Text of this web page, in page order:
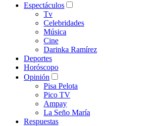
Espectáculos
Tv
Celebridades
Música
Cine
Darinka Ramírez
Deportes
Horóscopo
Opinión
Pisa Pelota
Pico TV
Ampay
La Seño María
Respuestas